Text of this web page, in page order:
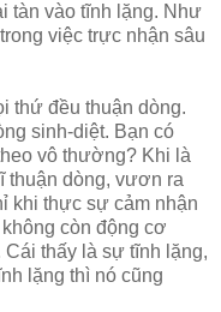
tàn vào tĩnh lặng. Như
việc trực nhận sâu
thứ đều thuận dòng.
sinh-diệt. Bạn có
vô thường? Khi là
thuận dòng, vươn ra
khi thực sự cảm nhận
còn động cơ
thấy là sự tĩnh lặng,
lặng thì nó cũng